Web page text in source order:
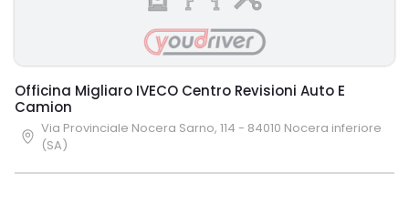
Officina Migliaro IVECO Centro Revisioni Auto E
Camion
Via Provinciale Nocera Sarno, 114 - 84010 Nocera inferiore
(SA)